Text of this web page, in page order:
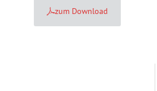
zum Download